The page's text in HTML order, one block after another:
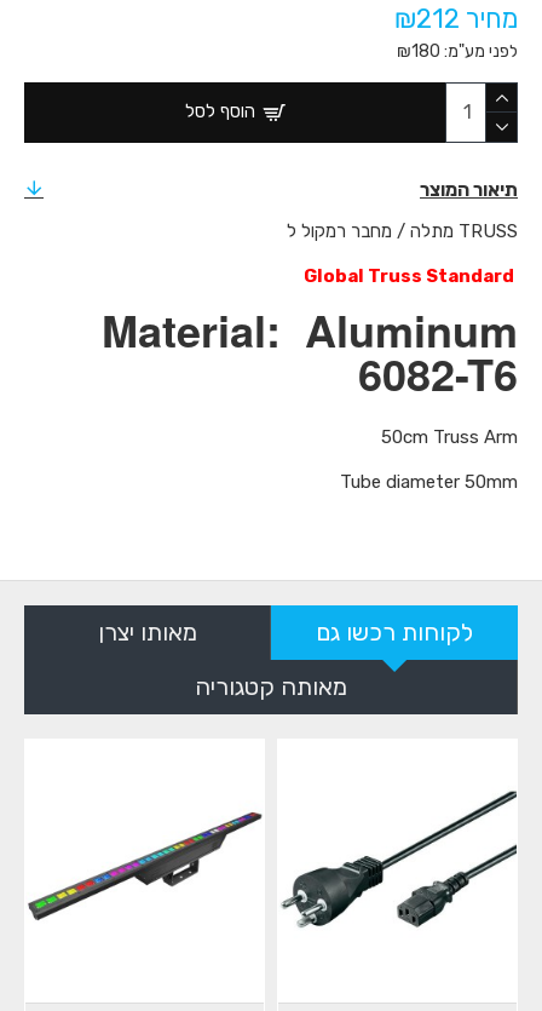
מחיר ₪212
לפני מע"מ: ₪180
הוסף לסל
תיאור המוצר
מתלה / מחבר רמקול ל TRUSS
Global Truss Standard
Material: Aluminum
6082-T6
50cm Truss Arm
Tube diameter 50mm
לקוחות רכשו גם
מאותו יצרן
מאותה קטגוריה